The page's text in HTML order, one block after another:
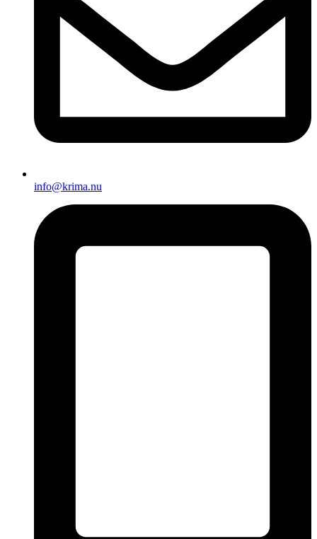
info@krima.nu